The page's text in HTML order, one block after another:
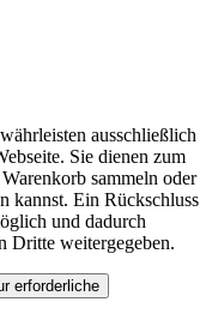
ausschließlich
Sie dienen zum
sammeln oder
kannst. Ein Rückschluss
und dadurch
Dritte weitergegeben.
erforderliche